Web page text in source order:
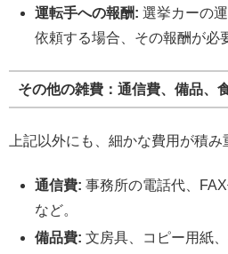
運転手への報酬: 選挙カーの
依頼する場合、その報酬が必
その他の雑費：通信費、備品、
上記以外にも、細かな費用が積み
通信費: 事務所の電話代、
など。
備品費: 文房具、コピー用紙